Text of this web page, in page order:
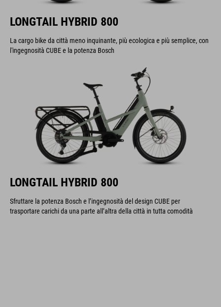
LONGTAIL HYBRID 800
La cargo bike da città meno inquinante, più ecologica e più semplice, con
l'ingegnosità CUBE e la potenza Bosch
LONGTAIL HYBRID 800
Sfruttare la potenza Bosch e l’ingegnosità del design CUBE per
trasportare carichi da una parte all’altra della città in tutta comodità